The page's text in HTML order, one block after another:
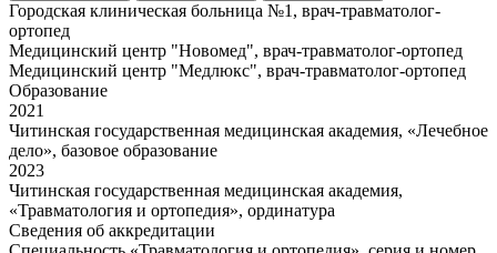
Городская клиническая больница №1, врач-травматолог-
ортопед
Медицинский центр "Новомед", врач-травматолог-ортопед
Медицинский центр "Медлюкс", врач-травматолог-ортопед
Образование
2021
Читинская государственная медицинская академия, «Лечебное
дело», базовое образование
2023
Читинская государственная медицинская академия,
«Травматология и ортопедия», ординатура
Сведения об аккредитации